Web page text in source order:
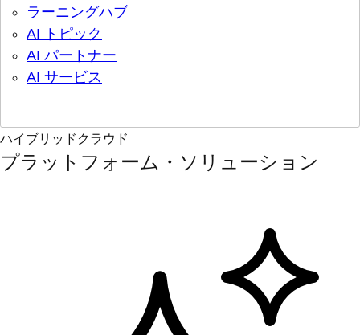
ラーニングハブ
AI トピック
AI パートナー
AI サービス
ハイブリッドクラウド
プラットフォーム・ソリューション